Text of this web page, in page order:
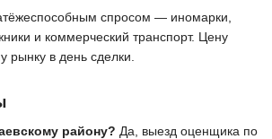
спросом — иномарки,
и коммерческий транспорт. Цену
рынку в день сделки.
району? Да, выезд оценщика по